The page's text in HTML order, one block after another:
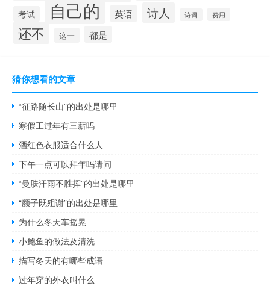
考试
自己的 英语 诗人 诗词 费用
还不 这一 都是
猜你想看的文章
“征路随长山”的出处是哪里
寒假工过年有三薪吗
酒红色衣服适合什么人
下午一点可以拜年吗请问
“曼肤汗雨不胜挥”的出处是哪里
“颜子既殂谢”的出处是哪里
为什么冬天车摇晃
小鲍鱼的做法及清洗
描写冬天的有哪些成语
过年穿的外衣叫什么